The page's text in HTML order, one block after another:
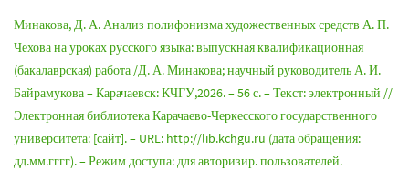
Минакова, Д. А. Анализ полифонизма художественных средств А. П.
Чехова на уроках русского языка: выпускная квалификационная
(бакалаврская) работа /Д. А. Минакова; научный руководитель А. И.
Байрамукова – Карачаевск: КЧГУ,2026. – 56 с. – Текст: электронный //
Электронная библиотека Карачаево-Черкесского государственного
университета: [сайт]. – URL: http://lib.kchgu.ru (дата обращения:
дд.мм.гггг). – Режим доступа: для авторизир. пользователей.